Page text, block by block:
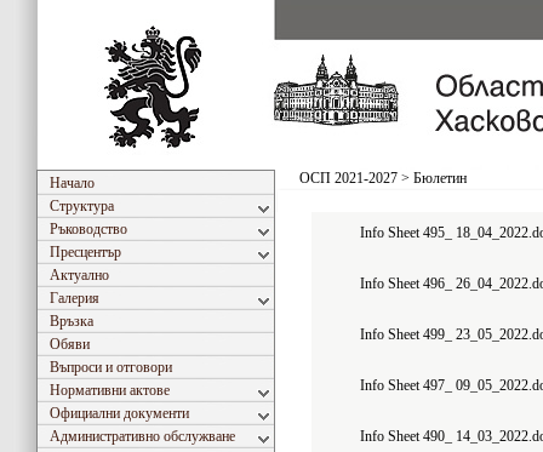
Начало
Структура
Ръководство
Пресцентър
Актуално
Галерия
Връзка
Обяви
Въпроси и отговори
Нормативни актове
Официални документи
Административно обслужване
ОСП 2021-2027 > Бюлетин
Info Sheet 495_
Info Sheet 496_
Info Sheet 499_
Info Sheet 497_
Info Sheet 490_